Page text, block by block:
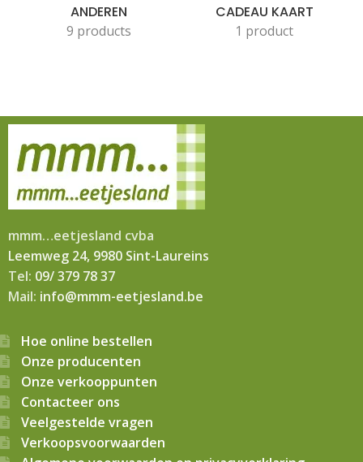
ANDEREN
9 products
CADEAU KAART
1 product
mmm…eetjesland cvba
Leemweg 24, 9980 Sint-Laureins
Tel: 09/ 379 78 37
Mail: info@mmm-eetjesland.be
Hoe online bestellen
Onze producenten
Onze verkooppunten
Contacteer ons
Veelgestelde vragen
Verkoopsvoorwaarden